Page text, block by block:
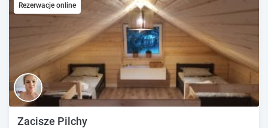
Rezerwacje online
Zacisze Pilchy